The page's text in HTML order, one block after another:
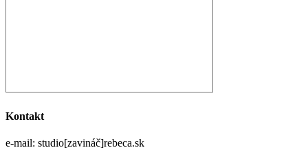
Kontakt
e-mail: studio[zavináč]rebeca.sk